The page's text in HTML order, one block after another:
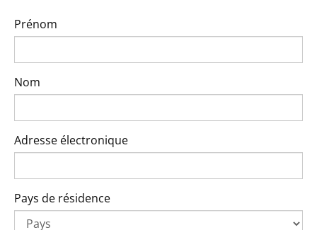
Prénom
Nom
Adresse électronique
Pays de résidence